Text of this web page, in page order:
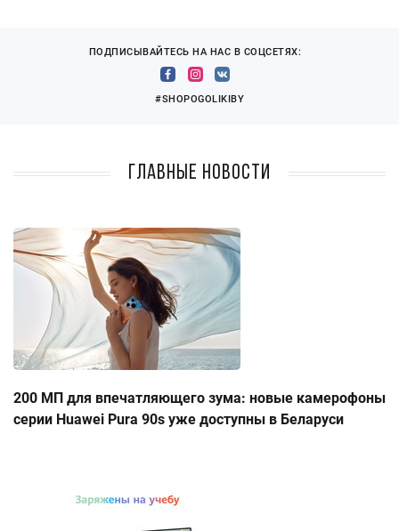
ПОДПИСЫВАЙТЕСЬ НА НАС В СОЦСЕТЯХ:
#SHOPOGOLIKIBY
Главные новости
200 МП для впечатляющего зума: новые камерофоны
серии Huawei Pura 90s уже доступны в Беларуси